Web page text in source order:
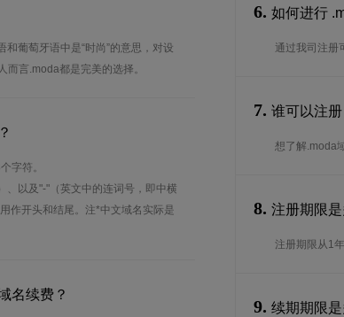
葡萄牙语中是“时尚”的意思，对设
言.moda都是完美的选择。
字符。
、以及"-"（英文中的连词号，即中横
作开头和结尾。注*中文域名实际是
名续费？
6. 如何进行
通过我司注册
7. 谁可以注
想了解.moda
8. 注册期限是
注册期限从1
9. 续期期限是